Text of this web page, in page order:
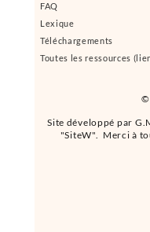
©
Site développé par
"SiteW". Merci à
FAQ
Lexique
Téléchargements
Toutes les ressources